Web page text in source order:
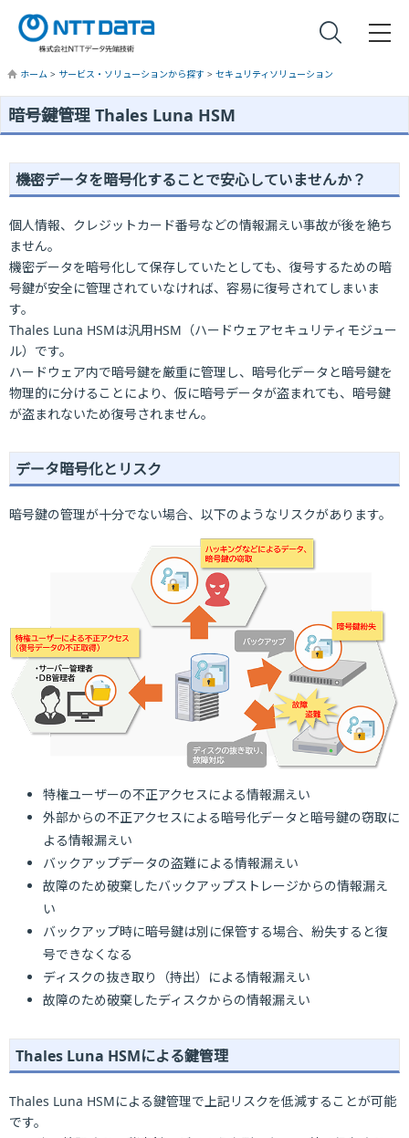
ホーム > サービス・ソリューションから探す > セキュリティソリューション
暗号鍵管理 Thales Luna HSM
機密データを暗号化することで安心していませんか？
個人情報、クレジットカード番号などの情報漏えい事故が後を絶ち
ません。
機密データを暗号化して保存していたとしても、復号するための暗
号鍵が安全に管理されていなければ、容易に復号されてしまいま
す。
Thales Luna HSMは汎用HSM（ハードウェアセキュリティモジュー
ル）です。
ハードウェア内で暗号鍵を厳重に管理し、暗号化データと暗号鍵を
物理的に分けることにより、仮に暗号データが盗まれても、暗号鍵
が盗まれないため復号されません。
データ暗号化とリスク
暗号鍵の管理が十分でない場合、以下のようなリスクがあります。
特権ユーザーの不正アクセスによる情報漏えい
外部からの不正アクセスによる暗号化データと暗号鍵の窃取に
よる情報漏えい
バックアップデータの盗難による情報漏えい
故障のため破棄したバックアップストレージからの情報漏え
い
バックアップ時に暗号鍵は別に保管する場合、紛失すると復
号できなくなる
ディスクの抜き取り（持出）による情報漏えい
故障のため破棄したディスクからの情報漏えい
Thales Luna HSMによる鍵管理
Thales Luna HSMによる鍵管理で上記リスクを低減することが可能
です。